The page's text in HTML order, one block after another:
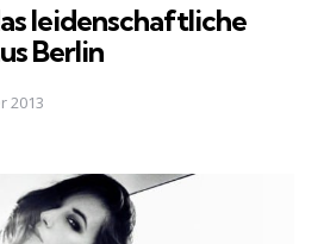
leidenschaftliche
Berlin
2013